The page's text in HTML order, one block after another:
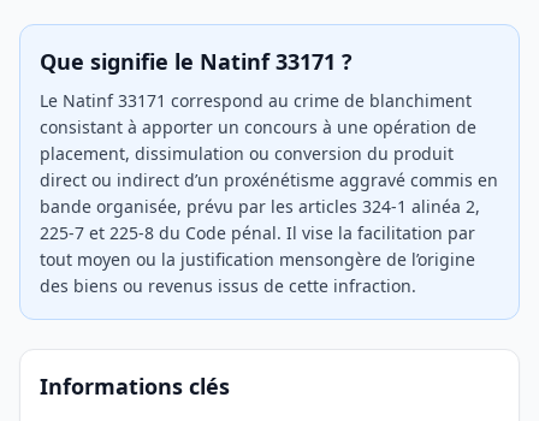
Que signifie le Natinf 33171 ?
Le Natinf 33171 correspond au crime de blanchiment
consistant à apporter un concours à une opération de
placement, dissimulation ou conversion du produit
direct ou indirect d’un proxénétisme aggravé commis en
bande organisée, prévu par les articles 324-1 alinéa 2,
225-7 et 225-8 du Code pénal. Il vise la facilitation par
tout moyen ou la justification mensongère de l’origine
des biens ou revenus issus de cette infraction.
Informations clés